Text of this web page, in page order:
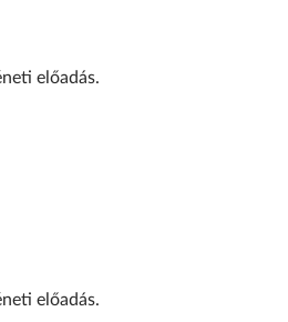
előadás.
előadás.